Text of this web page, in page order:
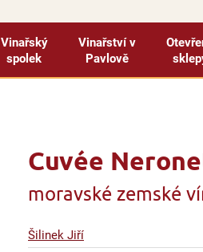
Vinařský
spolek
Vinařství v
Pavlově
Cuvée
moravské zemské
Šilinek Jiří